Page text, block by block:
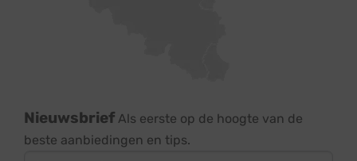
Nieuwsbrief Als eerste op de hoogte van de
beste aanbiedingen en tips.